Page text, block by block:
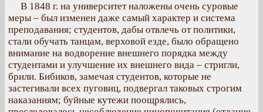
В 1848 г. на университет наложены очень суровые
меры – был изменен даже самый характер и система
преподавания; студентов, дабы отвлечь от политики,
стали обучать танцам, верховой езде, было обращено
внимание на водворение внешнего порядка между
студентами и улучшение их внешнего вида – стригли,
брили. Бибиков, замечая студентов, которые не
застегивали всех пуговиц, подвергал таковых строгим
наказаниям; буйные кутежи поощрялись,